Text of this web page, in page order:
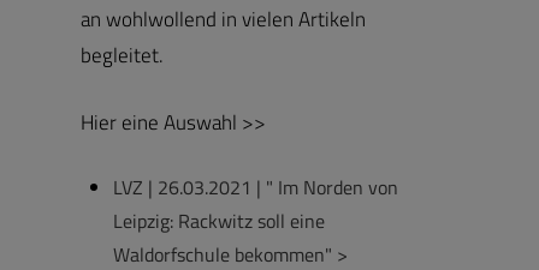
an wohlwollend in vielen Artikeln
begleitet.
Hier eine Auswahl >>
LVZ | 26.03.2021 | " Im Norden von
Leipzig: Rackwitz soll eine
Waldorfschule bekommen" >